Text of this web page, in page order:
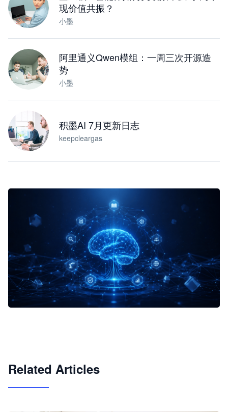
现价值共振？
小墨
阿里通义Qwen模组：一周三次开源造
势
小墨
积墨AI 7月更新日志
keepcleargas
Related Articles